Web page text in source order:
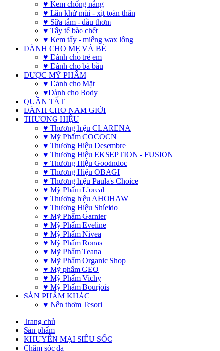
♥ Kem chống nắng
♥ Lăn khử mùi - xịt toàn thân
♥ Sữa tắm - dầu thơm
♥ Tẩy tế bào chết
♥ Kem tẩy - miếng wax lông
DÀNH CHO MẸ VÀ BÉ
♥ Dành cho trẻ em
♥ Dành cho bà bầu
DƯỢC MỸ PHẨM
♥ Dành cho Mặt
♥Dành cho Body
QUẦN TẤT
DÀNH CHO NAM GIỚI
THƯƠNG HIỆU
♥ Thương hiệu CLARENA
♥ Mỹ Phẩm COCOON
♥ Thương Hiệu Desembre
♥ Thương Hiệu EKSEPTION - FUSION
♥ Thương Hiệu Goodndoc
♥ Thương Hiệu OBAGI
♥ Thương hiệu Paula's Choice
♥ Mỹ Phẩm L'oreal
♥ Thương hiệu AHOHAW
♥ Thương Hiệu Shíeido
♥ Mỹ Phẩm Garnier
♥ Mỹ Phẩm Eveline
♥ Mỹ Phẩm Nivea
♥ Mỹ Phẩm Ronas
♥ Mỹ Phẩm Teana
♥ Mỹ Phẩm Organic Shop
♥ Mỹ phẩm GEO
♥ Mỹ Phẩm Vichy
♥ Mỹ Phẩm Bourjois
SẢN PHẨM KHÁC
♥ Nến thơm Tesori
Trang chủ
Sản phẩm
KHUYẾN MẠI SIÊU SỐC
Chăm sóc da